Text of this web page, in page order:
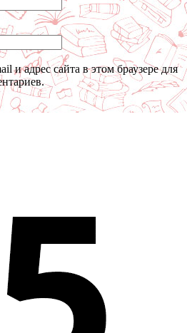
и адрес сайта в этом браузере для